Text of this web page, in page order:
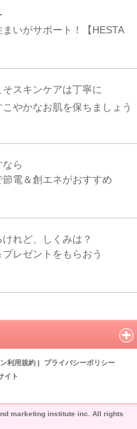
いがサポート！【HESTA
スキンケアは丁寧に
こやかなお肌を保ちましょう
ら
電＆創エネがおすすめ
れど、しくみは？
レゼントをもらおう
利用規約 | プライバシーポリシー
イト
marketing institute inc. All rights